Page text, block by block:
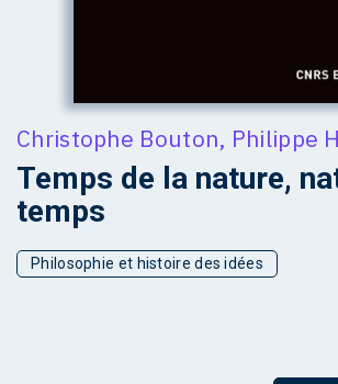
Christophe Bouton, Philippe
Temps de la nature,
temps
Philosophie et histoire des idées